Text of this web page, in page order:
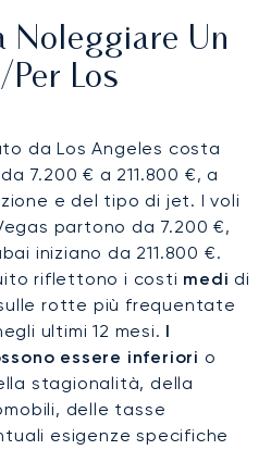
grazie ai suoi terminal
(BUR)offre la vicinanza a
mentre
ad aeromobili
Ogni aeroporto offre
e organizziamo
Beverly Hills, tenute
con collegamenti in
County e altre
LunaJets combina
Argus® con soluzioni di
Garantiamo la
che i nostri clienti si
viaggio. A Los Angeles,
Noleggiare Un
per Los
da Los Angeles costa
7.200 € a 211.800 €, a
e del tipo di jet. I voli
partono da 7.200 €,
iniziano da 211.800 €.
riflettono i costi medi di
rotte più frequentate
ultimi 12 mesi. I
essere inferiori o
stagionalità, della
delle tasse
esigenze specifiche